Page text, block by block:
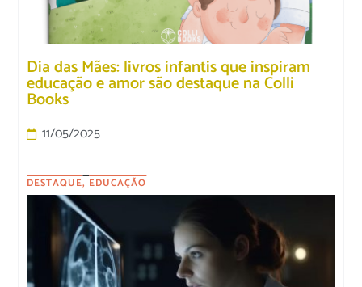
Dia das Mães: livros infantis que inspiram
educação e amor são destaque na Colli
Books
11/05/2025
DESTAQUE, EDUCAÇÃO